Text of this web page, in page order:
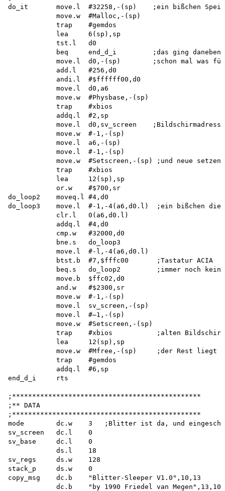
do_it       move.l  #32258,-(sp)    ;ein bißchen
            move.w  #Malloc,-(sp)
            trap    #gemdos
            lea     6(sp),sp
            tst.l   d0
            beq     end_d_i         ;das ging daneben
move.l  d0,-(sp)        ;schon mal was
            add.l   #256,d0
            andi.l  #$ffffff00,d0
            move.l  d0,a6
            move.w  #Physbase,-(sp)
            trap    #xbios
            addq.l  #2,sp
move.l  d0,sv_screen
            move.w  #-1,-(sp)
            move.l  a6,-(sp)
            move.l  #-1,-(sp)
            move.w  #Setscreen,-(sp) ;und neue setzen
            trap    #xbios
            lea     12(sp),sp
            or.w    #$700,sr
do_loop2    moveq.l #4,d0
do_loop3    move.l  #-1,-4(a6,d0.l)  ;ein bißchen
            clr.l   0(a6,d0.l)
            addq.l  #4,d0
            cmp.w   #32000,d0
            bne.s   do_loop3
            move.l  #-l,-4(a6,d0.l)
            btst.b  #7,$fffc00       ;Tastatur ACIA
beq.s   do_loop2         ;immer noch
            move.b  $ffc02,d0
            and.w   #$2300,sr
            move.w  #-1,-(sp)
            move.l  sv_screen,-(sp)
            move.l  #—1,-(sp)
            move.w  #Setscreen,-(sp)
trap    #xbios           ;alten
            lea     12(sp),sp
move.w  #Mfree,-(sp)     ;der Rest liegt
            trap    #gemdos
            addq.l  #6,sp
end_d_i     rts
;***********************************************
;** DATA
;***********************************************
mode        dc.w    3   ;Blitter ist da, und
sv_screen   dc.l    0
sv_base     dc.l    0
            ds.l    18
sv_regs     ds.w    128
stack_p     ds.w    0
copy_msg    dc.b    "Blitter-Sleeper V1.0",10,13
dc.b    "by 1990 Friedel van